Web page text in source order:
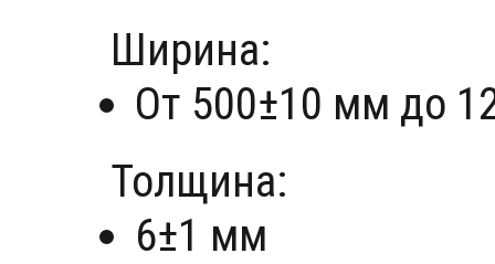
Ширина:
От 500±10 мм до
Толщина:
6±1 мм